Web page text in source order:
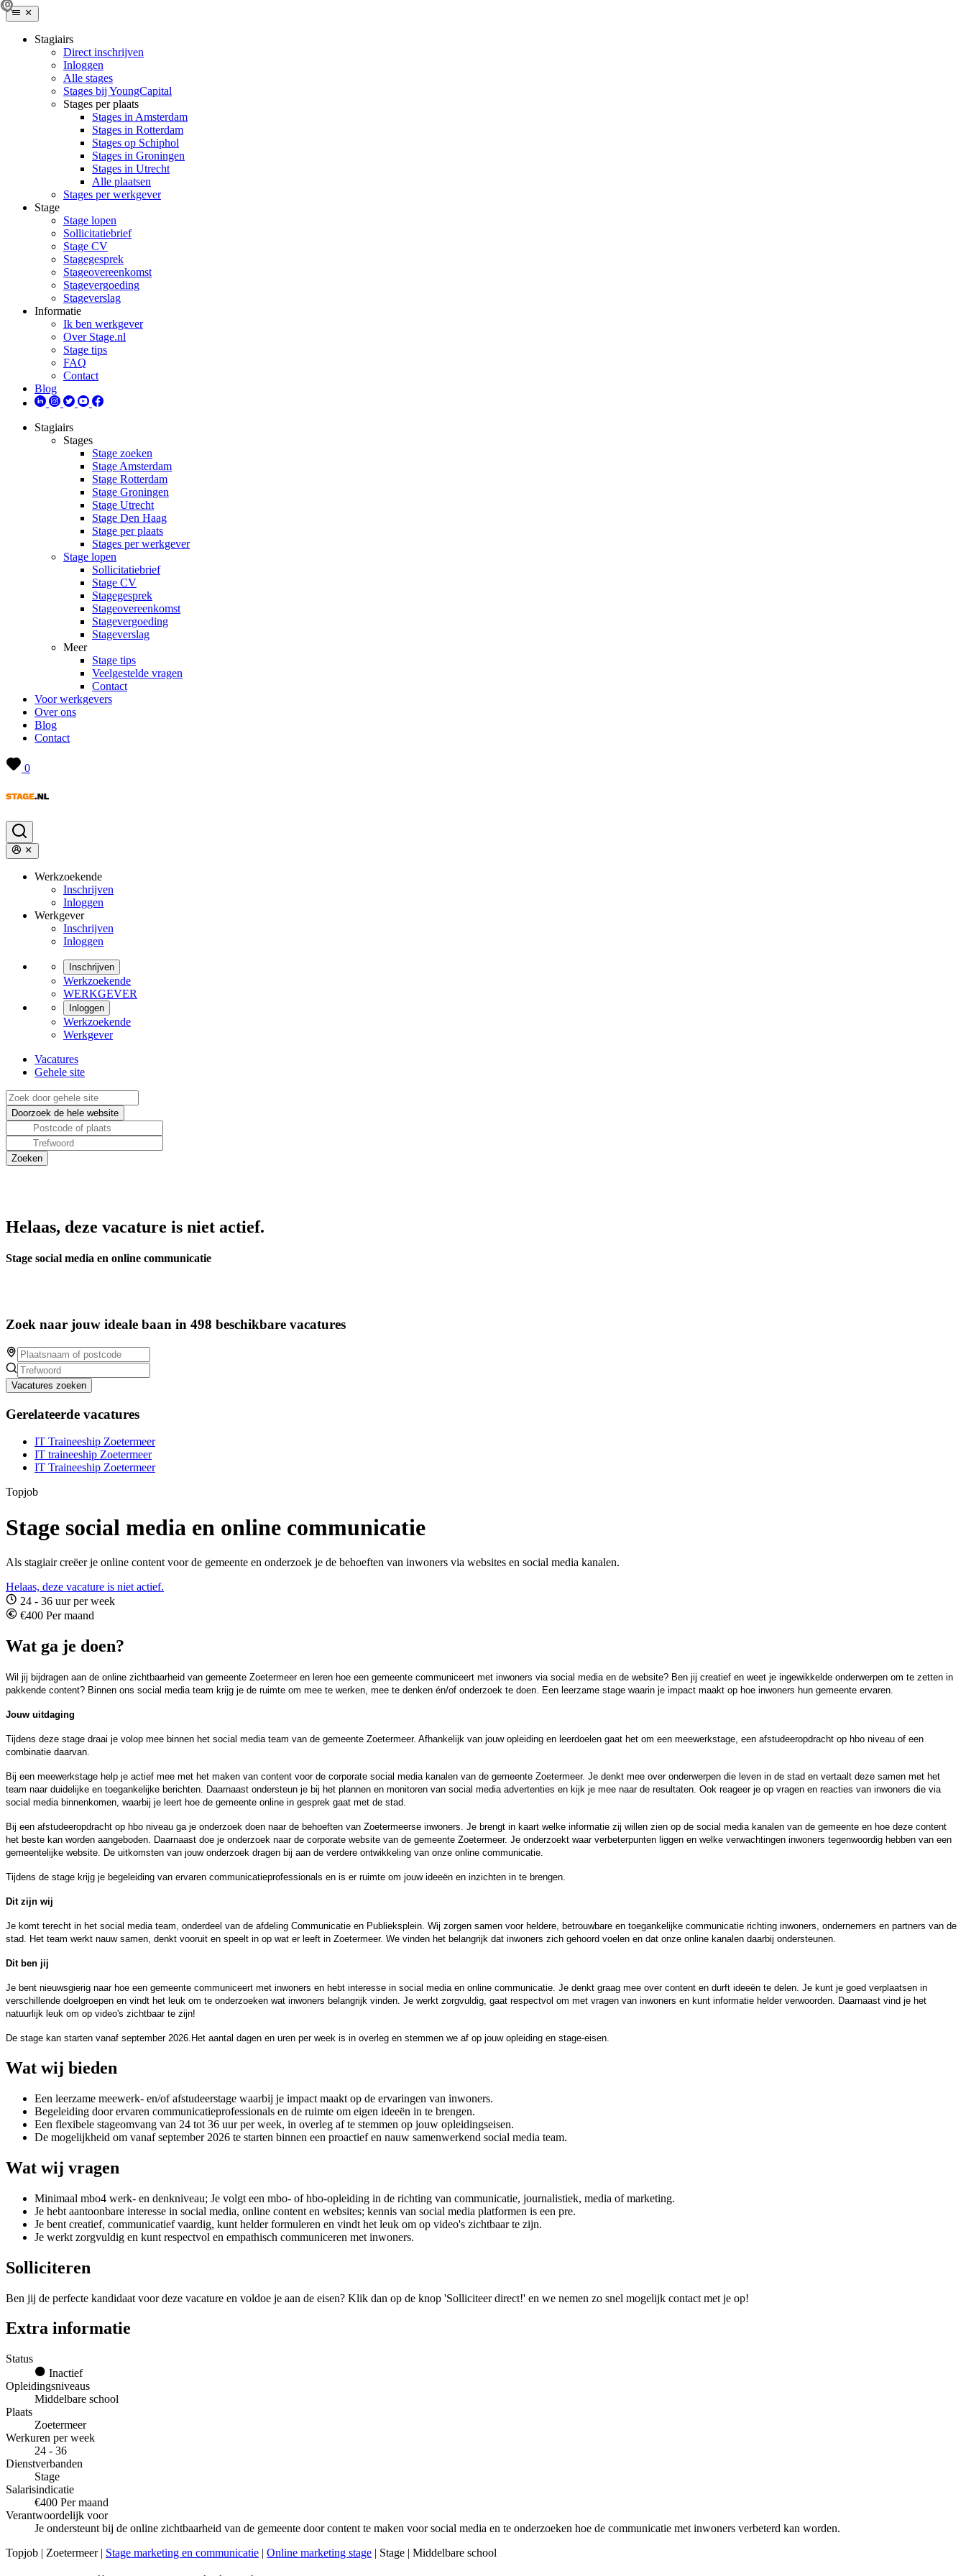
Stagiairs
Direct inschrijven
Inloggen
Alle stages
Stages bij YoungCapital
Stages per plaats
Stages in Amsterdam
Stages in Rotterdam
Stages op Schiphol
Stages in Groningen
Stages in Utrecht
Alle plaatsen
Stages per werkgever
Stage
Stage lopen
Sollicitatiebrief
Stage CV
Stagegesprek
Stageovereenkomst
Stagevergoeding
Stageverslag
Informatie
Ik ben werkgever
Over Stage.nl
Stage tips
FAQ
Contact
Blog
Stagiairs
Stages
Stage zoeken
Stage Amsterdam
Stage Rotterdam
Stage Groningen
Stage Utrecht
Stage Den Haag
Stage per plaats
Stages per werkgever
Stage lopen
Sollicitatiebrief
Stage CV
Stagegesprek
Stageovereenkomst
Stagevergoeding
Stageverslag
Meer
Stage tips
Veelgestelde vragen
Contact
Voor werkgevers
Over ons
Blog
Contact
0
Werkzoekende
Inschrijven
Inloggen
Werkgever
Inschrijven
Inloggen
Inschrijven
Werkzoekende
WERKGEVER
Inloggen
Werkzoekende
Werkgever
Vacatures
Gehele site
Helaas, deze vacature is niet actief.
Stage social media en online communicatie
Zoek naar jouw ideale baan in 498 beschikbare vacatures
Vacatures zoeken
Gerelateerde vacatures
IT Traineeship Zoetermeer
IT traineeship Zoetermeer
IT Traineeship Zoetermeer
Topjob
Stage social media en online communicatie
Als stagiair creëer je online content voor de gemeente en onderzoek je de behoeften van inwoners via websites en social media kanalen.
Helaas, deze vacature is niet actief.
24 - 36 uur per week
€400 Per maand
Wat ga je doen?
Wil jij bijdragen aan de online zichtbaarheid van gemeente Zoetermeer en leren hoe een gemeente communiceert met inwoners via social media en de website? Ben jij creatief en weet je ingewikkelde onderwerpen om te zetten in
pakkende content? Binnen ons social media team krijg je de ruimte om mee te werken, mee te denken én/of onderzoek te doen. Een leerzame stage waarin je impact maakt op hoe inwoners hun gemeente ervaren.
Jouw uitdaging
Tijdens deze stage draai je volop mee binnen het social media team van de gemeente Zoetermeer. Afhankelijk van jouw opleiding en leerdoelen gaat het om een meewerkstage, een afstudeeropdracht op hbo niveau of een
combinatie daarvan.
Bij een meewerkstage help je actief mee met het maken van content voor de corporate social media kanalen van de gemeente Zoetermeer. Je denkt mee over onderwerpen die leven in de stad en vertaalt deze samen met het
team naar duidelijke en toegankelijke berichten. Daarnaast ondersteun je bij het plannen en monitoren van social media advertenties en kijk je mee naar de resultaten. Ook reageer je op vragen en reacties van inwoners die via
social media binnenkomen, waarbij je leert hoe de gemeente online in gesprek gaat met de stad.
Bij een afstudeeropdracht op hbo niveau ga je onderzoek doen naar de behoeften van Zoetermeerse inwoners. Je brengt in kaart welke informatie zij willen zien op de social media kanalen van de gemeente en hoe deze content
het beste kan worden aangeboden. Daarnaast doe je onderzoek naar de corporate website van de gemeente Zoetermeer. Je onderzoekt waar verbeterpunten liggen en welke verwachtingen inwoners tegenwoordig hebben van een
gemeentelijke website. De uitkomsten van jouw onderzoek dragen bij aan de verdere ontwikkeling van onze online communicatie.
Tijdens de stage krijg je begeleiding van ervaren communicatieprofessionals en is er ruimte om jouw ideeën en inzichten in te brengen.
Dit zijn wij
Je komt terecht in het social media team, onderdeel van de afdeling Communicatie en Publieksplein. Wij zorgen samen voor heldere, betrouwbare en toegankelijke communicatie richting inwoners, ondernemers en partners van de
stad. Het team werkt nauw samen, denkt vooruit en speelt in op wat er leeft in Zoetermeer. We vinden het belangrijk dat inwoners zich gehoord voelen en dat onze online kanalen daarbij ondersteunen.
Dit ben jij
Je bent nieuwsgierig naar hoe een gemeente communiceert met inwoners en hebt interesse in social media en online communicatie. Je denkt graag mee over content en durft ideeën te delen. Je kunt je goed verplaatsen in
verschillende doelgroepen en vindt het leuk om te onderzoeken wat inwoners belangrijk vinden. Je werkt zorgvuldig, gaat respectvol om met vragen van inwoners en kunt informatie helder verwoorden. Daarnaast vind je het
natuurlijk leuk om op video's zichtbaar te zijn!
De stage kan starten vanaf september 2026.Het aantal dagen en uren per week is in overleg en stemmen we af op jouw opleiding en stage-eisen.
Wat wij bieden
Een leerzame meewerk- en/of afstudeerstage waarbij je impact maakt op de ervaringen van inwoners.
Begeleiding door ervaren communicatieprofessionals en de ruimte om eigen ideeën in te brengen.
Een flexibele stageomvang van 24 tot 36 uur per week, in overleg af te stemmen op jouw opleidingseisen.
De mogelijkheid om vanaf september 2026 te starten binnen een proactief en nauw samenwerkend social media team.
Wat wij vragen
Minimaal mbo4 werk- en denkniveau; Je volgt een mbo- of hbo-opleiding in de richting van communicatie, journalistiek, media of marketing.
Je hebt aantoonbare interesse in social media, online content en websites; kennis van social media platformen is een pre.
Je bent creatief, communicatief vaardig, kunt helder formuleren en vindt het leuk om op video's zichtbaar te zijn.
Je werkt zorgvuldig en kunt respectvol en empathisch communiceren met inwoners.
Solliciteren
Ben jij de perfecte kandidaat voor deze vacature en voldoe je aan de eisen? Klik dan op de knop 'Solliciteer direct!' en we nemen zo snel mogelijk contact met je op!
Extra informatie
Status
Inactief
Opleidingsniveaus
Middelbare school
Plaats
Zoetermeer
Werkuren per week
24 - 36
Dienstverbanden
Stage
Salarisindicatie
€400 Per maand
Verantwoordelijk voor
Je ondersteunt bij de online zichtbaarheid van de gemeente door content te maken voor social media en te onderzoeken hoe de communicatie met inwoners verbeterd kan worden.
Topjob | Zoetermeer | Stage marketing en communicatie | Online marketing stage | Stage | Middelbare school